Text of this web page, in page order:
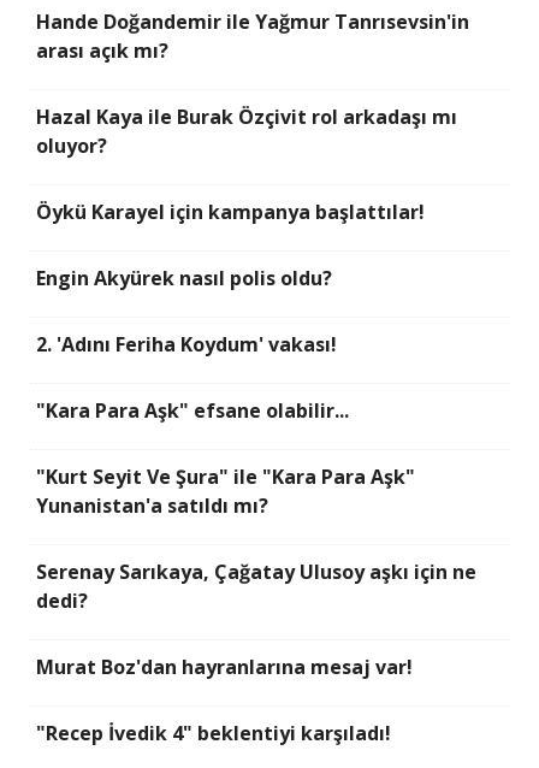
Hande Doğandemir ile Yağmur Tanrısevsin'in
arası açık mı?
Hazal Kaya ile Burak Özçivit rol arkadaşı mı
oluyor?
Öykü Karayel için kampanya başlattılar!
Engin Akyürek nasıl polis oldu?
2. 'Adını Feriha Koydum' vakası!
"Kara Para Aşk" efsane olabilir...
"Kurt Seyit Ve Şura" ile "Kara Para Aşk"
Yunanistan'a satıldı mı?
Serenay Sarıkaya, Çağatay Ulusoy aşkı için ne
dedi?
Murat Boz'dan hayranlarına mesaj var!
"Recep İvedik 4" beklentiyi karşıladı!